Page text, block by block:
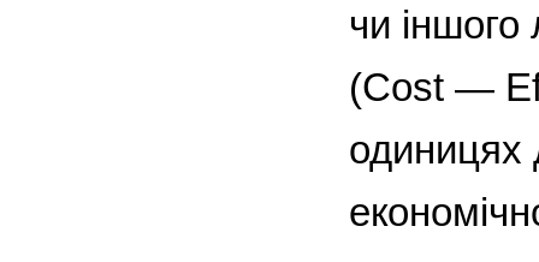
чи іншого
(Сost —
одиницях